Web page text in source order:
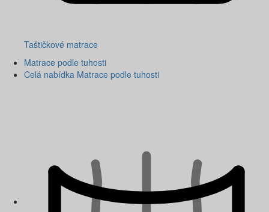
Taštičkové matrace
Matrace podle tuhosti
Celá nabídka Matrace podle tuhosti